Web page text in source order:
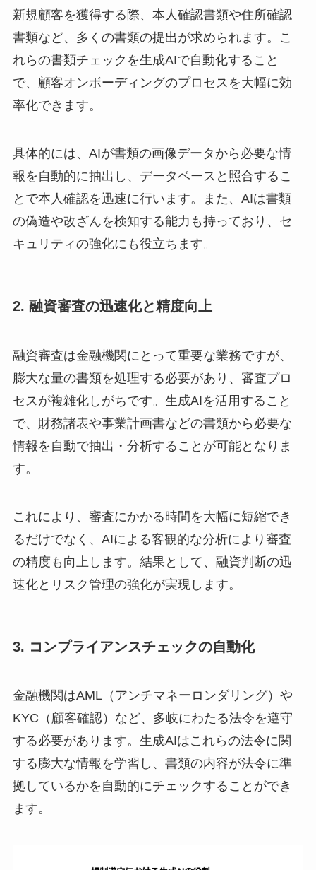
新規顧客を獲得する際、本人確認書類や住所確認
書類など、多くの書類の提出が求められます。こ
れらの書類チェックを生成AIで自動化すること
で、顧客オンボーディングのプロセスを大幅に効
率化できます。
具体的には、AIが書類の画像データから必要な情
報を自動的に抽出し、データベースと照合するこ
とで本人確認を迅速に行います。また、AIは書類
の偽造や改ざんを検知する能力も持っており、セ
キュリティの強化にも役立ちます。
2. 融資審査の迅速化と精度向上
融資審査は金融機関にとって重要な業務ですが、
膨大な量の書類を処理する必要があり、審査プロ
セスが複雑化しがちです。生成AIを活用すること
で、財務諸表や事業計画書などの書類から必要な
情報を自動で抽出・分析することが可能となりま
す。
これにより、審査にかかる時間を大幅に短縮でき
るだけでなく、AIによる客観的な分析により審査
の精度も向上します。結果として、融資判断の迅
速化とリスク管理の強化が実現します。
3. コンプライアンスチェックの自動化
金融機関はAML（アンチマネーロンダリング）や
KYC（顧客確認）など、多岐にわたる法令を遵守
する必要があります。生成AIはこれらの法令に関
する膨大な情報を学習し、書類の内容が法令に準
拠しているかを自動的にチェックすることができ
ます。